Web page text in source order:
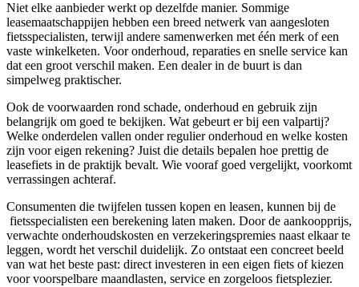
Niet elke aanbieder werkt op dezelfde manier. Sommige
leasemaatschappijen hebben een breed netwerk van aangesloten
fietsspecialisten, terwijl andere samenwerken met één merk of een
vaste winkelketen. Voor onderhoud, reparaties en snelle service kan
dat een groot verschil maken. Een dealer in de buurt is dan
simpelweg praktischer.
Ook de voorwaarden rond schade, onderhoud en gebruik zijn
belangrijk om goed te bekijken. Wat gebeurt er bij een valpartij?
Welke onderdelen vallen onder regulier onderhoud en welke kosten
zijn voor eigen rekening? Juist die details bepalen hoe prettig de
leasefiets in de praktijk bevalt. Wie vooraf goed vergelijkt, voorkomt
verrassingen achteraf.
Consumenten die twijfelen tussen kopen en leasen, kunnen bij de
fietsspecialisten een berekening laten maken. Door de aankoopprijs,
verwachte onderhoudskosten en verzekeringspremies naast elkaar te
leggen, wordt het verschil duidelijk. Zo ontstaat een concreet beeld
van wat het beste past: direct investeren in een eigen fiets of kiezen
voor voorspelbare maandlasten, service en zorgeloos fietsplezier.